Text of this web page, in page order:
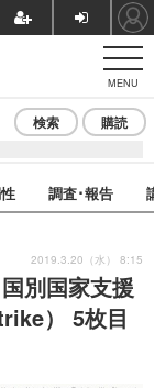
MENU
検索 購読
調査･報告
別国家支援
） 5枚目
2019.3.20（水） 8:15